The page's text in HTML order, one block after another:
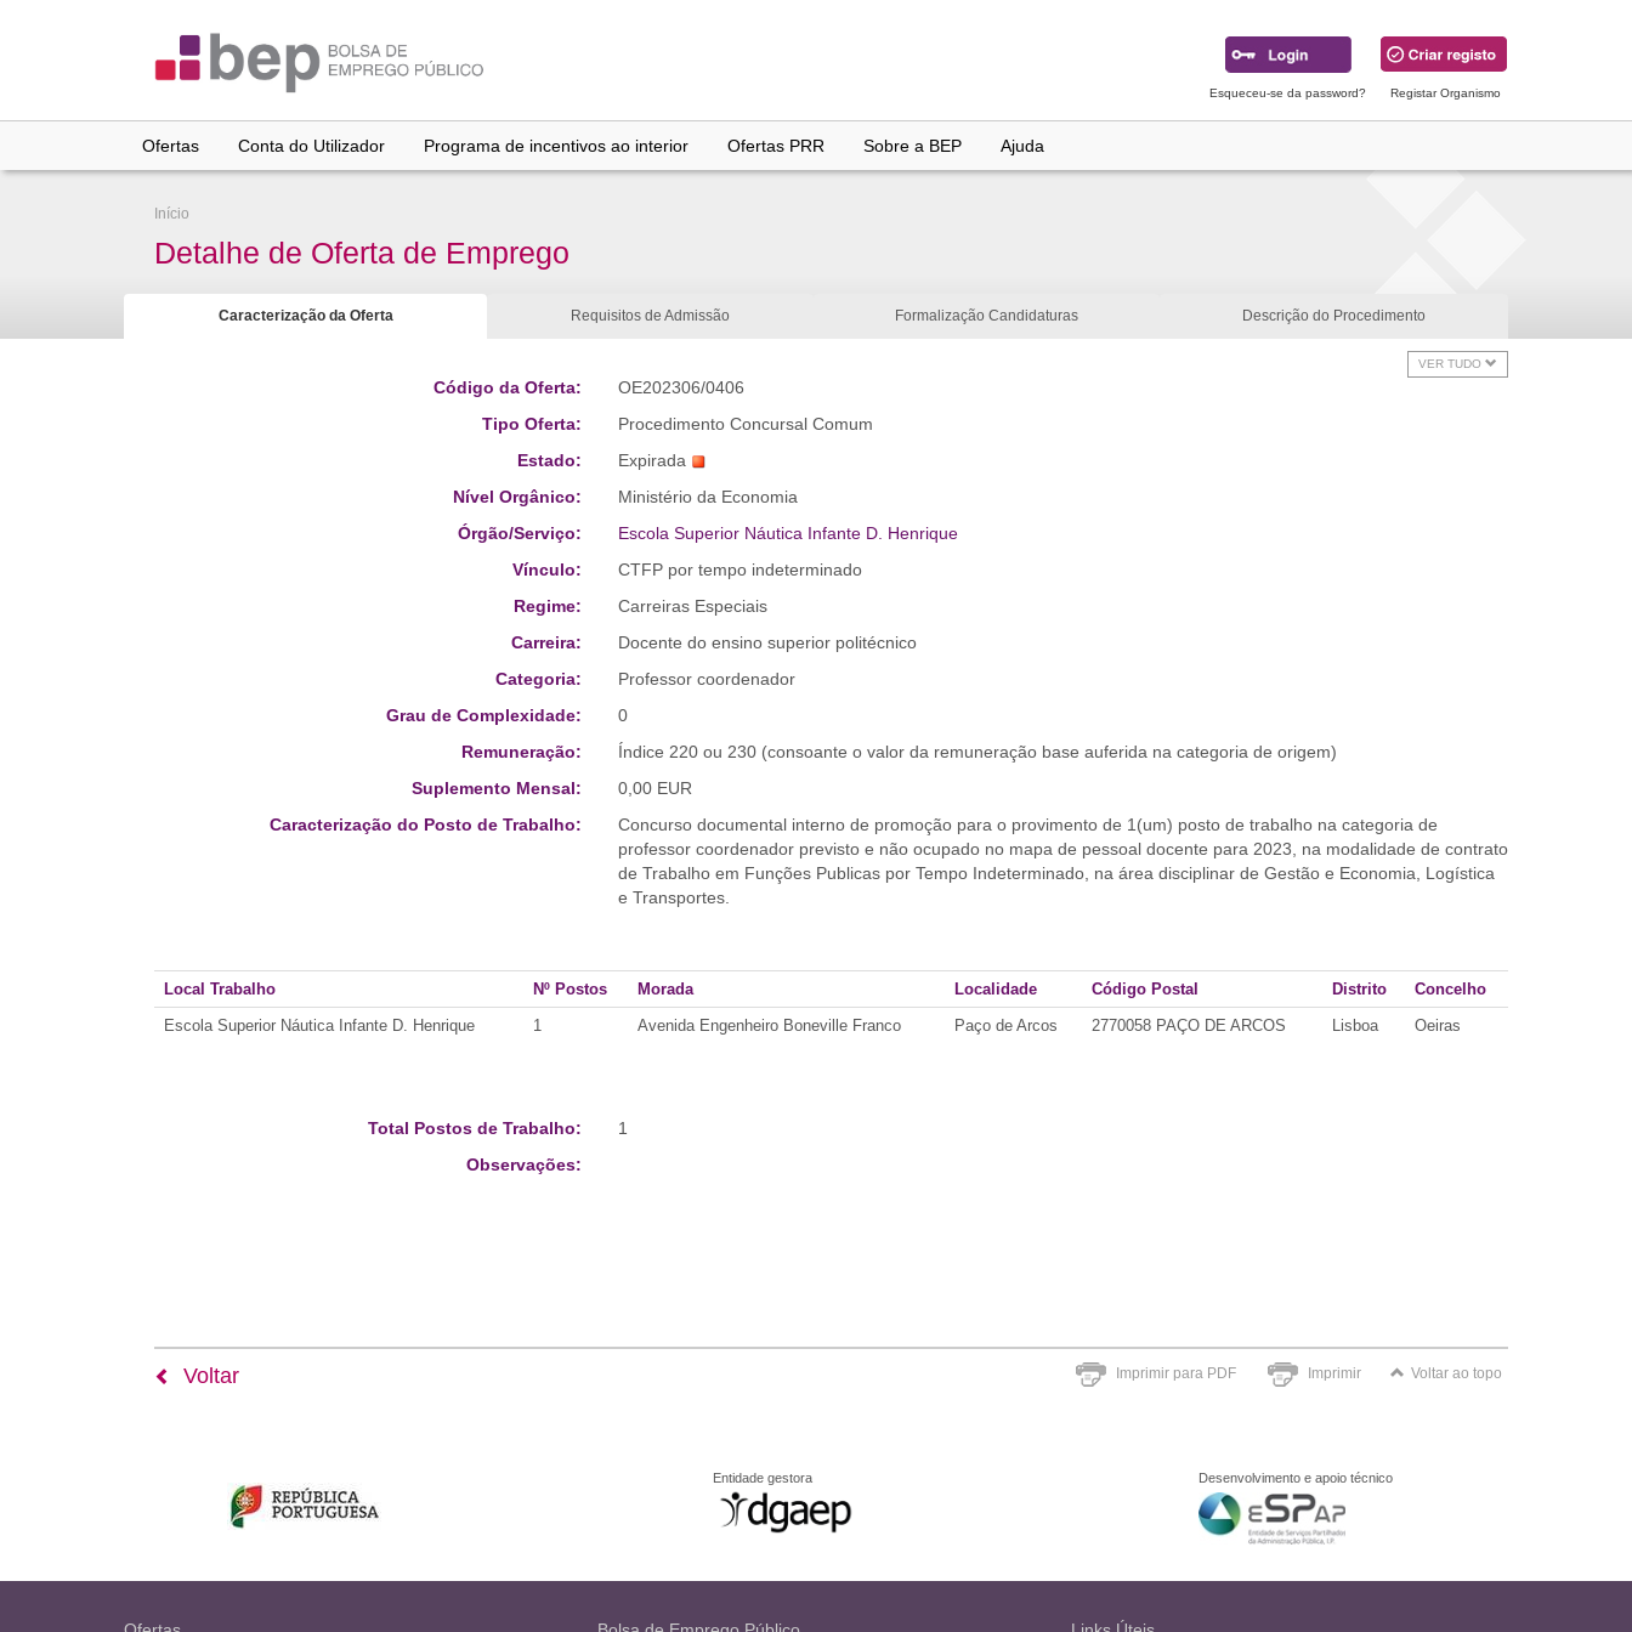
Esqueceu-se da password? Registar Organismo
Ofertas Conta do Utilizador Programa de incentivos ao interior Ofertas PRR Sobre a BEP Ajuda
Início
Detalhe de Oferta de Emprego
Caracterização da Oferta Requisitos de Admissão Formalização Candidaturas Descrição do Procedimento
VER TUDO
Código da Oferta:
OE202306/0406
Tipo Oferta:
Procedimento Concursal Comum
Estado:
Expirada
Nível Orgânico:
Ministério da Economia
Órgão/Serviço:
Escola Superior Náutica Infante D. Henrique
Vínculo:
CTFP por tempo indeterminado
Regime:
Carreiras Especiais
Carreira:
Docente do ensino superior politécnico
Categoria:
Professor coordenador
Grau de Complexidade:
0
Remuneração:
Índice 220 ou 230 (consoante o valor da remuneração base auferida na categoria de origem)
Suplemento Mensal:
0,00 EUR
Caracterização do Posto de Trabalho:
Concurso documental interno de promoção para o provimento de 1(um) posto de trabalho na categoria de
professor coordenador previsto e não ocupado no mapa de pessoal docente para 2023, na modalidade de contrato
de Trabalho em Funções Publicas por Tempo Indeterminado, na área disciplinar de Gestão e Economia, Logística
e Transportes.
Local Trabalho Nº Postos Morada Localidade Código Postal Distrito
Concelho
Escola Superior Náutica Infante D. Henrique
1 Avenida Engenheiro Boneville Franco Paço de Arcos 2770058 PAÇO DE ARCOS Lisboa Oeiras
Total Postos de Trabalho:
1
Observações:
Imprimir para PDF Imprimir Voltar ao topo
Voltar
Entidade gestora Desenvolvimento e apoio técnico